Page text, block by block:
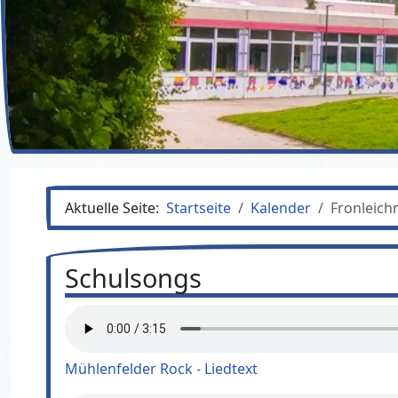
Aktuelle Seite: Startseite Kalender
Schulsongs
Mühlenfelder Rock - Liedtext